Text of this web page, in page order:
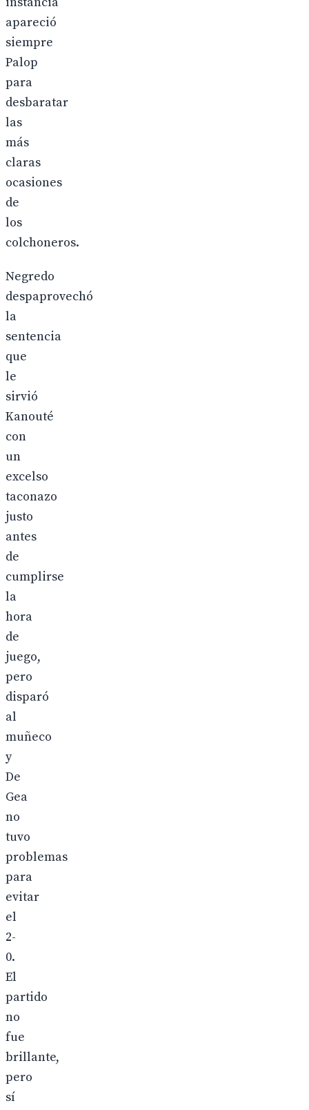
apareció
siempre
Palop
para
desbaratar
las
más
claras
ocasiones
de
los
colchoneros.
Negredo
despaprovechó
la
sentencia
que
le
sirvió
Kanouté
con
un
excelso
taconazo
justo
antes
de
cumplirse
la
hora
de
juego,
pero
disparó
al
muñeco
y
De
Gea
no
tuvo
problemas
para
evitar
el
2-
0.
El
partido
no
fue
brillante,
pero
sí